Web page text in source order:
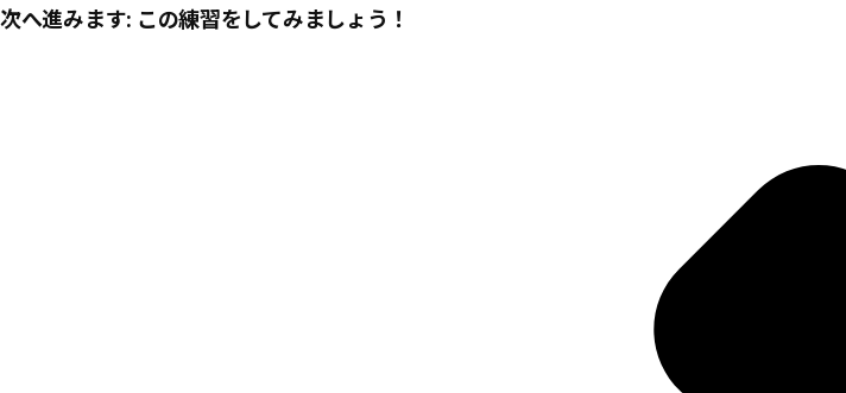
次へ進みます: この練習をしてみましょう！